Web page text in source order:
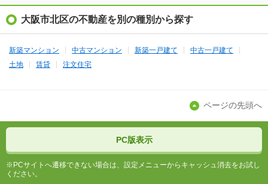
大阪市北区の不動産を別の種別から探す
新築マンション 中古マンション 新築一戸建て
中古一戸建て
土地
賃貸 注文住宅
ページの先頭へ
PC版表示
※PCサイトへ遷移できない場合は、設定メニューからキャッシュ消去をお試し
ください。